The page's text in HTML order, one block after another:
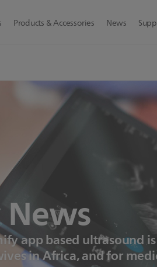
Products & Accessories News
app based ultrasound
in Africa, and for